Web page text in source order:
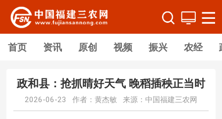
首页 资讯 原创 视频 振兴 农经
政和县：抢抓晴好天气 晚稻插秧正当时
2026-06-23 作者：黄杰敏 来源：中国福建三农网